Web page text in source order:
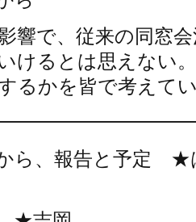
響で、従来の同窓
けるとは思えない
るかを皆で考えて
ら、報告と予定 ★